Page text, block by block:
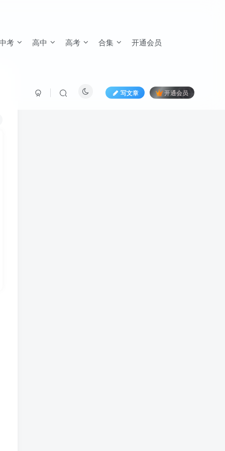
考 高中 高考 合集 开通会员
写文章 开通会员